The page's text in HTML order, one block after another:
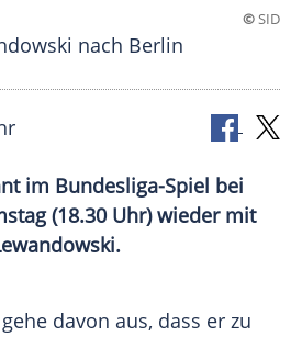
©SID
nach Berlin
im Bundesliga-Spiel bei
(18.30 Uhr) wieder mit
davon aus, dass er zu